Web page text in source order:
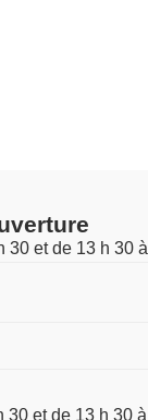
30 et de 13 h 30 à
30 et de 13 h 30 à